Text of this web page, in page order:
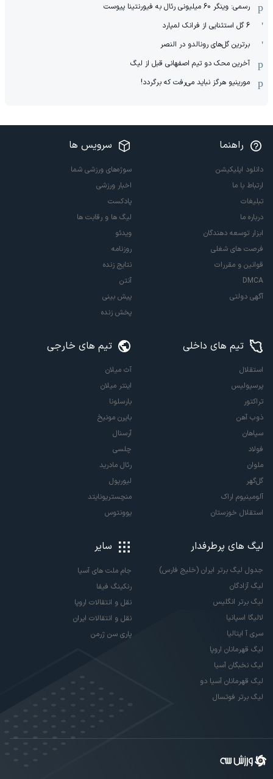
رسمی: وینگر 60 میلیونی رئال به فیورنتینا پیوست
6 گل استثنایی از فرانک لمپارد
برترین گل‌های رونالدو در النصر
آخرین محک دو تیم اصفهانی قبل از لیگ
مورینیو هرگز نباید می‌رفت که برگردد!
راهنما
دانلود اپلیکیشن
ارتباط با ما
تبلیغات
درباره ما
ابزار توسعه دهندگان
فرصت های شغلی
قوانین و مقررات
DMCA
آگهی دولتی
سرویس ها
سوژه‌های ورزشی شما
اخبار ورزشی
پادکست
لیگ ها و رقابت ها
ویدئو
روزنامه
نتایج زنده
آنتن
پیش بینی
پخش زنده
تیم های داخلی
استقلال
پرسپولیس
تراکتور
ذوب آهن
سپاهان
فولاد
ملوان
گل‌گهر
آلومینیوم اراک
استقلال خوزستان
تیم های خارجی
آث میلان
اینتر میلان
بارسلونا
بایرن مونیخ
آرسنال
چلسی
رئال مادرید
لیورپول
منچستریونایتد
یوونتوس
لیگ های پرطرفدار
جدول لیگ برتر ایران (خلیج فارس)
لیگ آزادگان
لیگ برتر انگلیس
لالیگا اسپانیا
سری آ ایتالیا
لیگ قهرمانان اروپا
لیگ نخبگان آسیا
لیگ قهرمانان آسیا دو
لیگ برتر فوتسال
سایر
جام ملت های آسیا
رنکینگ فیفا
نقل و انتقالات اروپا
نقل و انتقالات ایران
پاری سن ژرمن